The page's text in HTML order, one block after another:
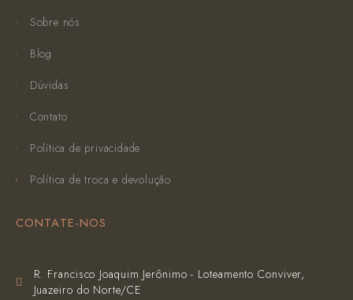
Sobre nós
Blog
Dúvidas
Contato
Política de privacidade
Política de troca e devolução
CONTATE-NOS
R. Francisco Joaquim Jerônimo - Loteamento Conviver,
Juazeiro do Norte/CE